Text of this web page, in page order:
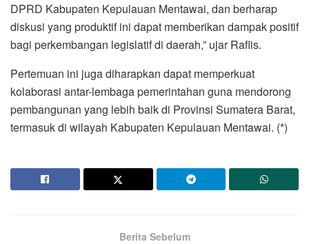
DPRD Kabupaten Kepulauan Mentawai, dan berharap
diskusi yang produktif ini dapat memberikan dampak positif
bagi perkembangan legislatif di daerah,” ujar Raflis.
Pertemuan ini juga diharapkan dapat memperkuat
kolaborasi antar-lembaga pemerintahan guna mendorong
pembangunan yang lebih baik di Provinsi Sumatera Barat,
termasuk di wilayah Kabupaten Kepulauan Mentawai. (*)
Berita Sebelum